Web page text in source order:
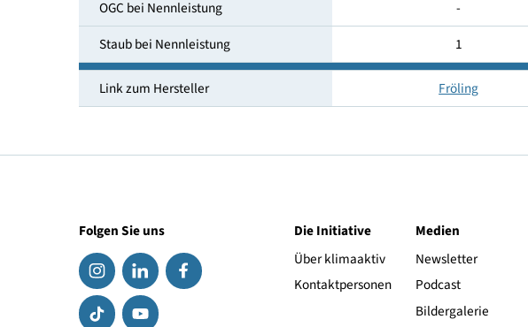
CO bei Nennleistung
16
NOx bei Nennleistung
65
OGC bei Nennleistung
-